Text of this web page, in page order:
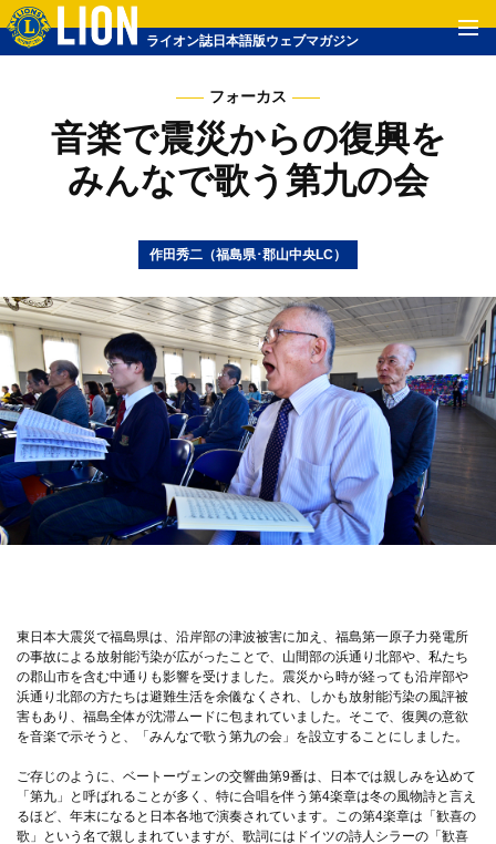
ライオン誌日本語版ウェブマガジン
フォーカス
音楽で震災からの復興を
みんなで歌う第九の会
作田秀二（福島県･郡山中央LC）
東日本大震災で福島県は、沿岸部の津波被害に加え、福島第一原子力発電所
の事故による放射能汚染が広がったことで、山間部の浜通り北部や、私たち
の郡山市を含む中通りも影響を受けました。震災から時が経っても沿岸部や
浜通り北部の方たちは避難生活を余儀なくされ、しかも放射能汚染の風評被
害もあり、福島全体が沈滞ムードに包まれていました。そこで、復興の意欲
を音楽で示そうと、「みんなで歌う第九の会」を設立することにしました。
ご存じのように、ベートーヴェンの交響曲第9番は、日本では親しみを込めて
「第九」と呼ばれることが多く、特に合唱を伴う第4楽章は冬の風物詩と言え
るほど、年末になると日本各地で演奏されています。この第4楽章は「歓喜の
歌」という名で親しまれていますが、歌詞にはドイツの詩人シラーの「歓喜